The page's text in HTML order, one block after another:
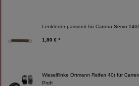
Lenkfeder passend für Carrera Servo
1,80 € *
Wieselflinke Ortmann Reifen 40t für
Profi